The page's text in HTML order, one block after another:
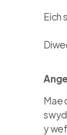
Eich
Mae
y